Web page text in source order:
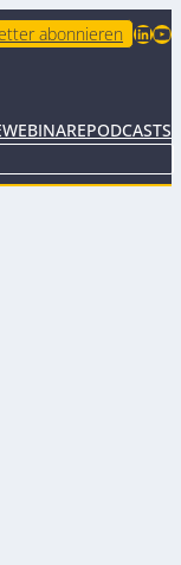
abonnieren LinkedIn YouTube
WEBINAREPODCASTS